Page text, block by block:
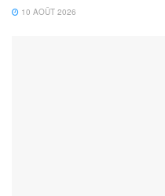
10 AOÛT 2026